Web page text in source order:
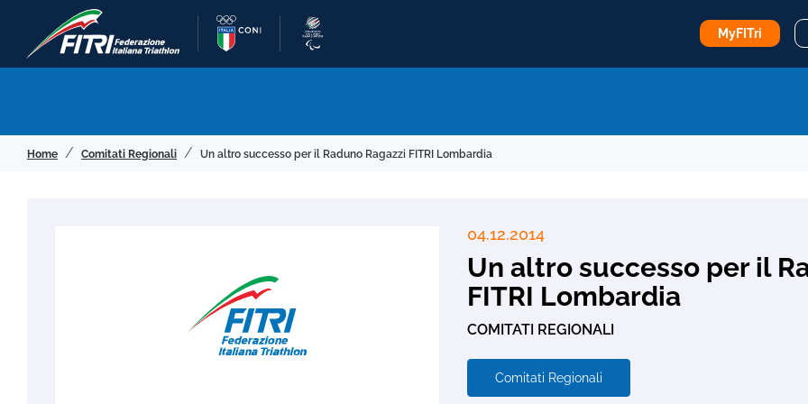
MyFITri
Home Comitati Regionali Un altro successo per il Raduno Ragazzi FITRI Lombardia
04.12.2014
Un altro successo per il
FITRI Lombardia
COMITATI REGIONALI
Comitati Regionali